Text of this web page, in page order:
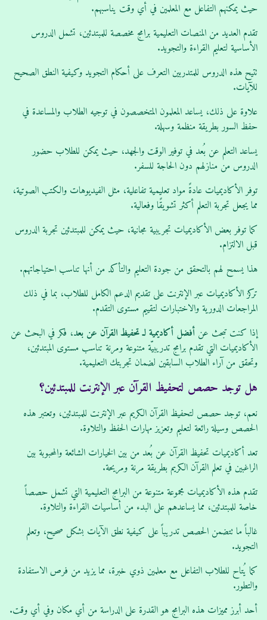
حيث يمكنهم التفاعل مع المعلمين في أي وقت يناسبهم.
تقدم العديد من المنصات التعليمية برامج مخصصة للمبتدئين، تشمل الدروس
الأساسية لتعليم القراءة والتجويد.
تتيح هذه الدروس للمتدربين التعرف على أحكام التجويد وكيفية النطق الصحيح
للآيات.
علاوة على ذلك، يساعد المعلمون المتخصصون في توجيه الطلاب والمساعدة في
حفظ السور بطريقة منظمة وسهلة.
يساعد التعلم عن بُعد في توفير الوقت والجهد، حيث يمكن للطلاب حضور
الدروس من منازلهم دون الحاجة للسفر.
توفر الأكاديميات عادةً مواد تعليمية تفاعلية، مثل الفيديوهات والكتب الصوتية،
مما يجعل تجربة التعلم أكثر تشويقًا وفعالية.
كما توفر بعض الأكاديميات تجريبية مجانية، حيث يمكن للمبتدئين تجربة الدروس
قبل الالتزام.
هذا يسمح لهم بالتحقق من جودة التعليم والتأكد من أنها تناسب احتياجاتهم.
تركز الأكاديميات عبر الإنترنت على تقديم الدعم الكامل للطلاب، بما في ذلك
المراجعات الدورية والاختبارات لتقييم مستوى التقدم.
إذا كنت تبحث عن أفضل أكاديمية لـ تحفيظ القرآن عن بعد، فكر في البحث عن
الأكاديميات التي تقدم برامج تدريبيّة متنوعة ومرنة تناسب مستوى المبتدئين،
وتحقق من آراء الطلاب السابقين لضمان تجربتك التعليمية.
هل توجد حصص لتحفيظ القرآن عبر الإنترنت للمبتدئين؟
نعم، توجد حصص لتحفيظ القرآن الكريم عبر الإنترنت للمبتدئين، وتعتبر هذه
الحصص وسيلة رائعة لتعليم وتعزيز مهارات الحفظ والتلاوة.
تعد أكاديميات تحفيظ القرآن عن بُعد من بين الخيارات الشائعة والمحبوبة بين
الراغبين في تعلم القرآن الكريم بطريقة مرنة ومريحة.
تقدم هذه الأكاديميات مجموعة متنوعة من البرامج التعليمية التي تشمل حصصاً
خاصة للمبتدئين، مما يساعدهم على البدء من أساسيات القراءة والتلاوة.
غالباً ما تتضمن الحصص تدريباً على كيفية نطق الآيات بشكل صحيح، وتعلم
التجويد.
كما يُتاح للطلاب التفاعل مع معلمين ذوي خبرة، مما يزيد من فرص الاستفادة
والتطور.
أحد أبرز مميزات هذه البرامج هو القدرة على الدراسة من أي مكان وفي أي وقت.